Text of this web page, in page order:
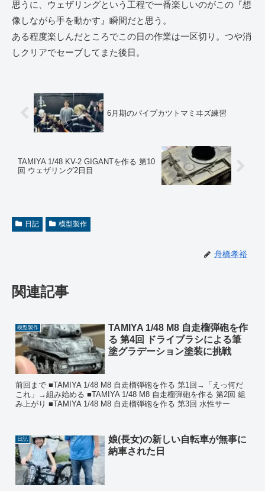
思うに、ウェザリングという工程で一番楽しいのがこの『想
像しながら手を動かす』瞬間だと思う。
ある程度楽しんだところでこの日の作業は一区切り。つや消
しクリアでセーブしてまた後日。
6月期のパイプカツトマミヰズ練習
TAMIYA 1/48 KV-2 GIGANTを作る 第10
回 ウェザリング2日目
日記 模型製作
舟橋孝裕
関連記事
模型製作
TAMIYA 1/48 M8 自走榴弾砲を作
る 第4回 ドライブラシによる筆
塗グラデーション塗装に挑戦
前回まで ■TAMIYA 1/48 M8 自走榴弾砲を作る 第1回→「えっ何だ
これ」→組み始める ■TAMIYA 1/48 M8 自走榴弾砲を作る 第2回 組
み上がり ■TAMIYA 1/48 M8 自走榴弾砲を作る 第3回 水性サー
日記
娘(長女)の新しい自転車が無事に
納車された日